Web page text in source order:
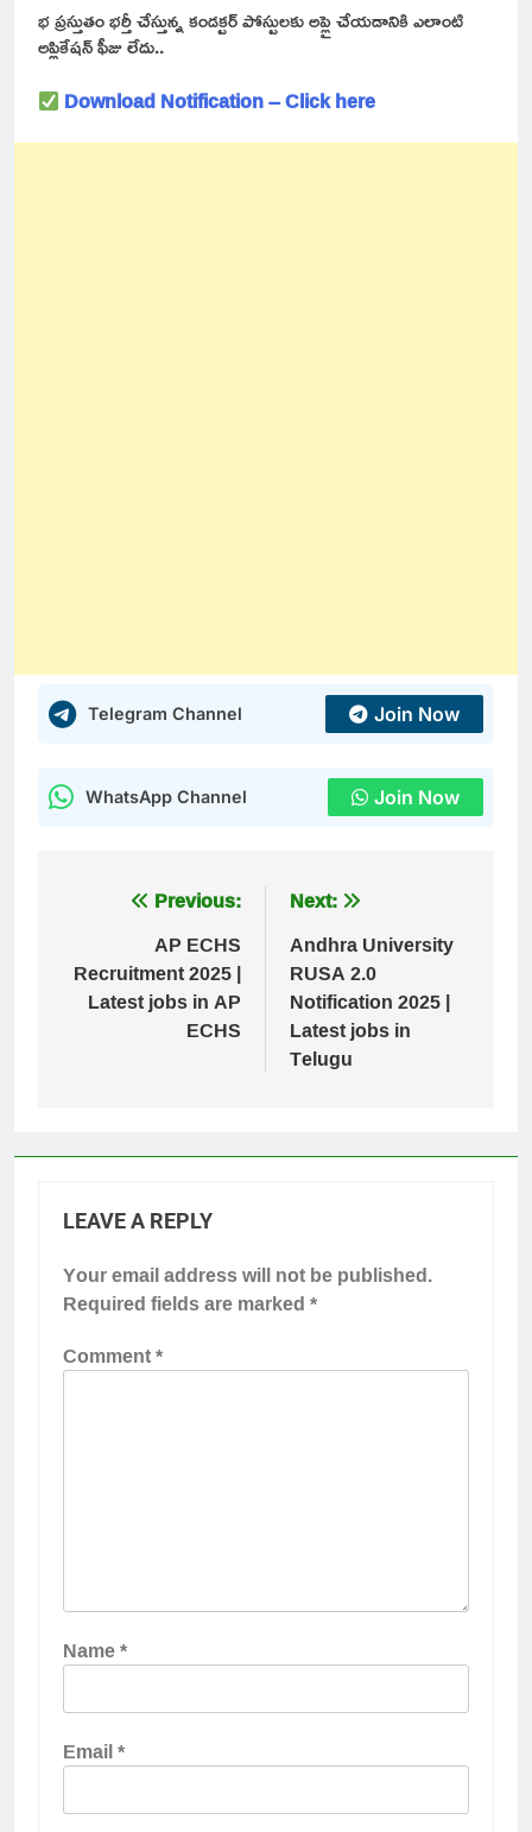
భ ప్రస్తుతం భర్తీ చేస్తున్న కండక్టర్ పోస్టులకు అప్లై చేయడానికి ఎలాంటి
అప్లికేషన్ ఫీజు లేదు..
Download Notification –Click here
Telegram Channel Join Now
WhatsApp Channel Join Now
navigation
Previous:
AP ECHS
Recruitment 2025 |
Latest jobs in AP
ECHS
Next:
Andhra University
RUSA 2.0
Notification 2025 |
Latest jobs in
Telugu
LEAVE A REPLY
Your email address will not be published.
Required fields are marked*
Comment*
Name*
Email*